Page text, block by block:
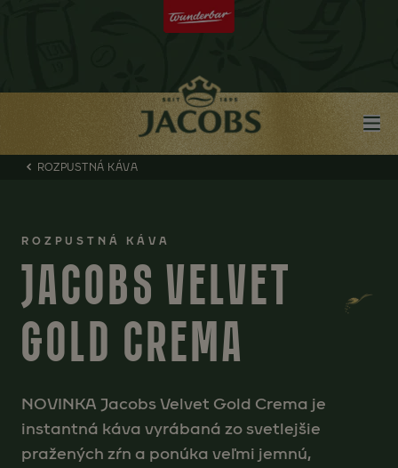
ROZPUSTNÁ KÁVA
ROZPUSTNÁ KÁVA
JACOBS VELVET
GOLD CREMA
NOVINKA Jacobs Velvet Gold Crema je
instantná káva vyrábaná zo svetlejšie
pražených zŕn a ponúka veľmi jemnú,